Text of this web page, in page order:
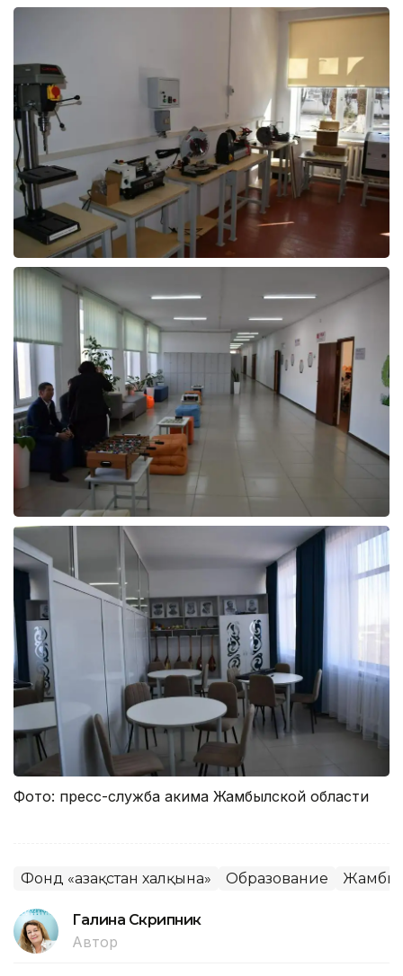
Фото: пресс-служба акима Жамбылской области
Фонд «Қазақстан халқына» Образование
Галина Скрипник
Автор